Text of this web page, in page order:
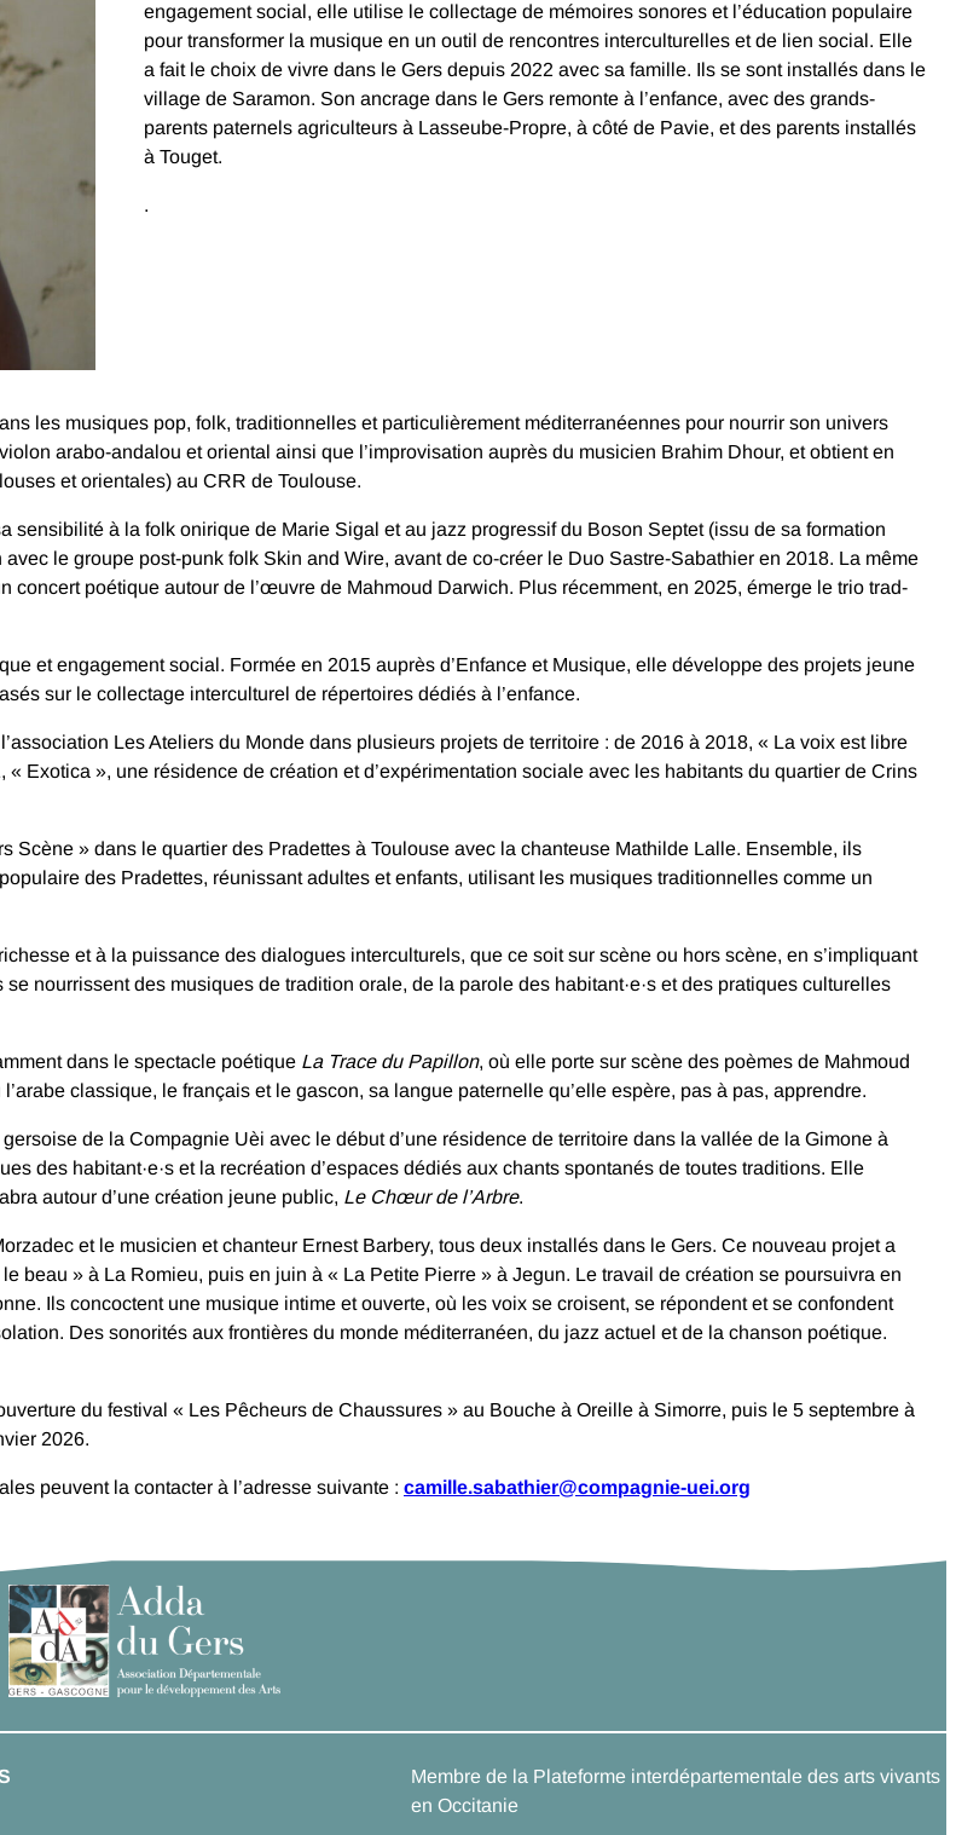
engagement social, elle utilise le collectage de mémoires sonores et l’éducation populaire
pour transformer la musique en un outil de rencontres interculturelles et de lien social. Elle
a fait le choix de vivre dans le Gers depuis 2022 avec sa famille. Ils se sont installés dans le
village de Saramon. Son ancrage dans le Gers remonte à l’enfance, avec des grands-
parents paternels agriculteurs à Lasseube-Propre, à côté de Pavie, et des parents installés
à Touget.
.
les musiques pop, folk, traditionnelles et particulièrement méditerranéennes pour nourrir son univers
arabo-andalou et oriental ainsi que l’improvisation auprès du musicien Brahim Dhour, et obtient en
et orientales) au CRR de Toulouse.
à la folk onirique de Marie Sigal et au jazz progressif du Boson Septet (issu de sa formation
le groupe post-punk folk Skin and Wire, avant de co-créer le Duo Sastre-Sabathier en 2018. La même
concert poétique autour de l’œuvre de Mahmoud Darwich. Plus récemment, en 2025, émerge le trio trad-
et engagement social. Formée en 2015 auprès d’Enfance et Musique, elle développe des projets jeune
sur le collectage interculturel de répertoires dédiés à l’enfance.
Les Ateliers du Monde dans plusieurs projets de territoire : de 2016 à 2018, « La voix est libre
Exotica », une résidence de création et d’expérimentation sociale avec les habitants du quartier de Crins
» dans le quartier des Pradettes à Toulouse avec la chanteuse Mathilde Lalle. Ensemble, ils
des Pradettes, réunissant adultes et enfants, utilisant les musiques traditionnelles comme un
et à la puissance des dialogues interculturels, que ce soit sur scène ou hors scène, en s’impliquant
nourrissent des musiques de tradition orale, de la parole des habitant·e·s et des pratiques culturelles
dans le spectacle poétique La Trace du Papillon, où elle porte sur scène des poèmes de Mahmoud
classique, le français et le gascon, sa langue paternelle qu’elle espère, pas à pas, apprendre.
de la Compagnie Uèi avec le début d’une résidence de territoire dans la vallée de la Gimone à
des habitant·e·s et la recréation d’espaces dédiés aux chants spontanés de toutes traditions. Elle
autour d’une création jeune public, Le Chœur de l’Arbre.
et le musicien et chanteur Ernest Barbery, tous deux installés dans le Gers. Ce nouveau projet a
beau » à La Romieu, puis en juin à « La Petite Pierre » à Jegun. Le travail de création se poursuivra en
Ils concoctent une musique intime et ouverte, où les voix se croisent, se répondent et se confondent
Des sonorités aux frontières du monde méditerranéen, du jazz actuel et de la chanson poétique.
du festival « Les Pêcheurs de Chaussures » au Bouche à Oreille à Simorre, puis le 5 septembre à
2026.
peuvent la contacter à l’adresse suivante : camille.sabathier@compagnie-uei.org
Membre de la Plateforme interdépartementale des arts vivants
en Occitanie